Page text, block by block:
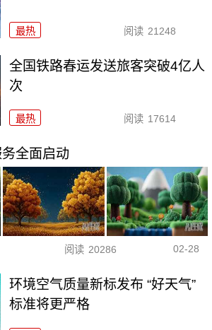
最热 阅读 21248
全国铁路春运发送旅客突破4亿人
次
最热 阅读 17614
全面启动
阅读 20286 02-28
环境空气质量新标发布 “好天气”
标准将更严格